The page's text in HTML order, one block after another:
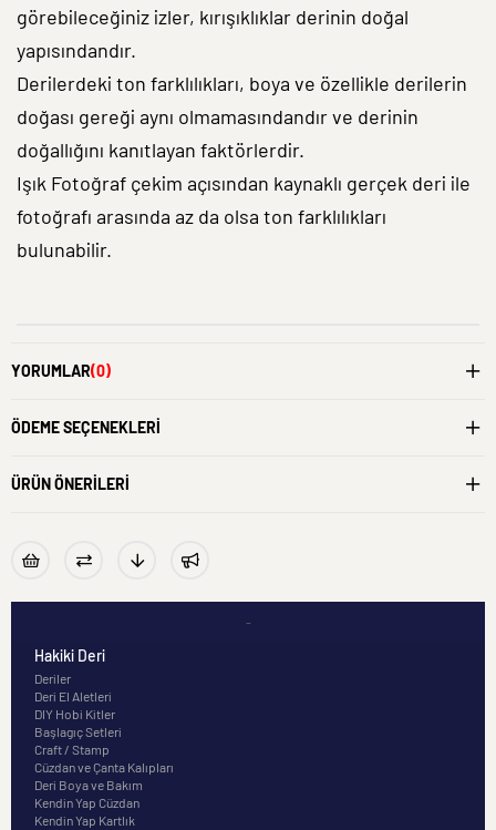
görebileceğiniz izler, kırışıklıklar derinin doğal
yapısındandır.
Derilerdeki ton farklılıkları, boya ve özellikle derilerin
doğası gereği aynı olmamasındandır ve derinin
doğallığını kanıtlayan faktörlerdir.
Işık Fotoğraf çekim açısından kaynaklı gerçek deri ile
fotoğrafı arasında az da olsa ton farklılıkları
bulunabilir.
YORUMLAR(0)
ÖDEME SEÇENEKLERI
ÜRÜN ÖNERILERI
-
Hakiki Deri
Deriler
Deri El Aletleri
DIY Hobi Kitler
Başlagıç Setleri
Craft / Stamp
Cüzdan ve Çanta Kalıpları
Deri Boya ve Bakım
Kendin Yap Cüzdan
Kendin Yap Kartlık